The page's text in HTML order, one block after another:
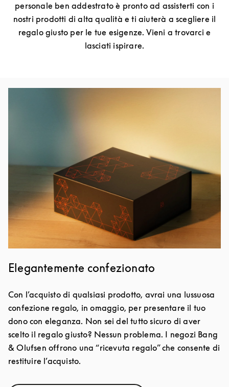
personale ben addestrato è pronto ad assisterti con i
nostri prodotti di alta qualità e ti aiuterà a scegliere il
regalo giusto per le tue esigenze. Vieni a trovarci e
lasciati ispirare.
Elegantemente confezionato
Con l’acquisto di qualsiasi prodotto, avrai una lussuosa
confezione regalo, in omaggio, per presentare il tuo
dono con eleganza. Non sei del tutto sicuro di aver
scelto il regalo giusto? Nessun problema. I negozi Bang
& Olufsen offrono una “ricevuta regalo” che consente di
restituire l’acquisto.